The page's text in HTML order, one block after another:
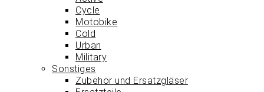
Cycle
Motobike
Cold
Urban
Military
Sonstiges
Zubehör und Ersatzgläser